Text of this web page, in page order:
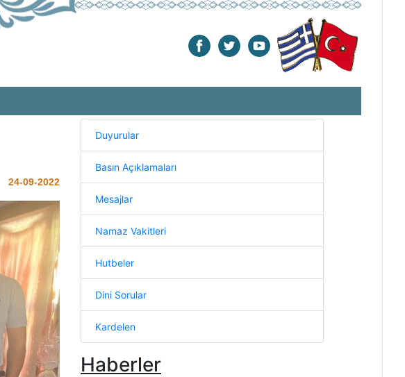
24-09-2022
Duyurular
Basın Açıklamaları
Mesajlar
Namaz Vakitleri
Hutbeler
Dini Sorular
Kardelen
Haberler